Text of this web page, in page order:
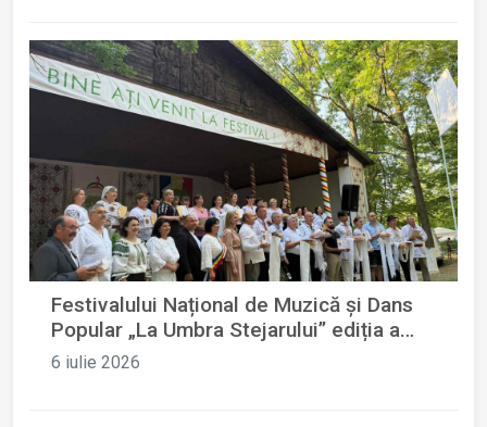
Festivalului Național de Muzică și Dans
Popular „La Umbra Stejarului” ediția a
XVII-a
6 iulie 2026